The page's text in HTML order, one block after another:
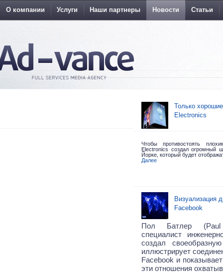
О компании Услуги Наши партнеры Новости Статьи
Только
Electronics
Чтобы противостоять
Electronics создал огромный
Йорке, который будет
Далее
Визуализация
Facebook
Пол Батлер
специалист
создал
иллюстрирует
Facebook и
эти отношения